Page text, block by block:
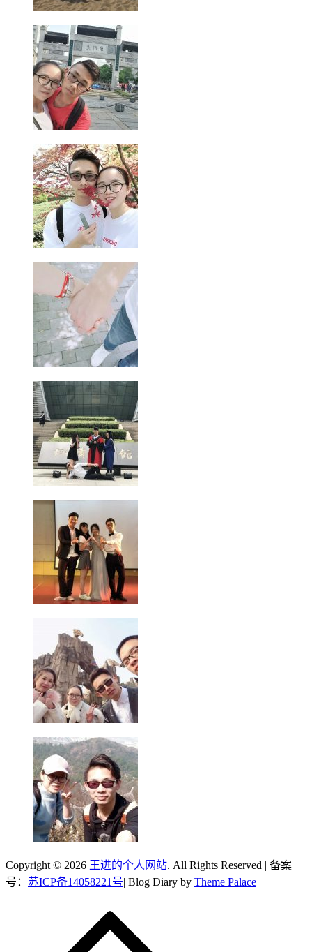
Copyright © 2026 王进的个人网站. All Rights Reserved | 备案
号： 苏ICP备14058221号 | Blog Diary by Theme Palace